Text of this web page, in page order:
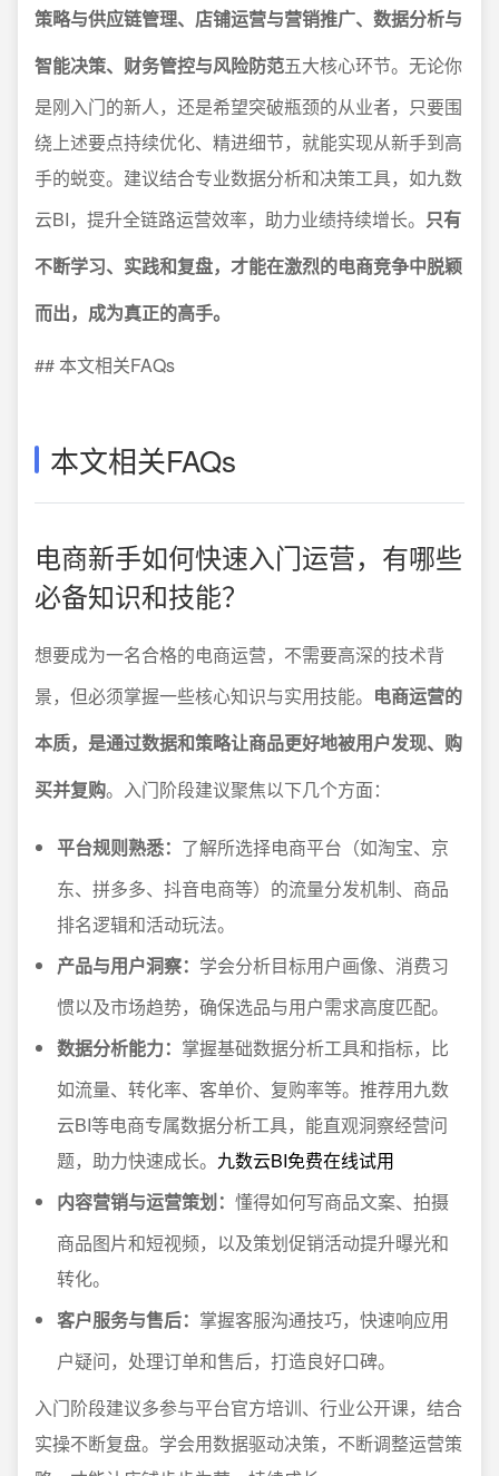
策略与供应链管理、店铺运营与营销推广、数据分析与
智能决策、财务管控与风险防范五大核心环节。无论你
是刚入门的新人，还是希望突破瓶颈的从业者，只要围
绕上述要点持续优化、精进细节，就能实现从新手到高
手的蜕变。建议结合专业数据分析和决策工具，如九数
云BI，提升全链路运营效率，助力业绩持续增长。 只有
不断学习、实践和复盘，才能在激烈的电商竞争中脱颖
而出，成为真正的高手。
## 本文相关FAQs
本文相关FAQs
电商新手如何快速入门运营，有哪些
必备知识和技能？
想要成为一名合格的电商运营，不需要高深的技术背
景，但必须掌握一些核心知识与实用技能。 电商运营的
本质，是通过数据和策略让商品更好地被用户发现、购
买并复购。入门阶段建议聚焦以下几个方面：
平台规则熟悉： 了解所选择电商平台（如淘宝、京
东、拼多多、抖音电商等）的流量分发机制、商品
排名逻辑和活动玩法。
产品与用户洞察： 学会分析目标用户画像、消费习
惯以及市场趋势，确保选品与用户需求高度匹配。
数据分析能力： 掌握基础数据分析工具和指标，比
如流量、转化率、客单价、复购率等。推荐用九数
云BI等电商专属数据分析工具，能直观洞察经营问
题，助力快速成长。 九数云BI免费在线试用
内容营销与运营策划： 懂得如何写商品文案、拍摄
商品图片和短视频，以及策划促销活动提升曝光和
转化。
客户服务与售后： 掌握客服沟通技巧，快速响应用
户疑问，处理订单和售后，打造良好口碑。
入门阶段建议多参与平台官方培训、行业公开课，结合
实操不断复盘。学会用数据驱动决策，不断调整运营策